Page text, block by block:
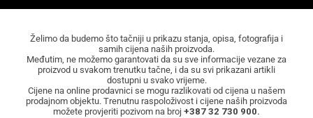
Želimo da budemo što tačniji u prikazu stanja, opisa, fotografija i
samih cijena naših proizvoda.
Međutim, ne možemo garantovati da su sve informacije vezane za
proizvod u svakom trenutku tačne, i da su svi prikazani artikli
dostupni u svako vrijeme.
Cijene na online prodavnici se mogu razlikovati od cijena u našem
prodajnom objektu. Trenutnu raspoloživost i cijene naših proizvoda
možete provjeriti pozivom na broj +387 32 730 900.